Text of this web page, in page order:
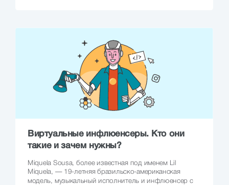
Виртуальные инфлюенсеры. Кто они
такие и зачем нужны?
Miquela Sousa, более известная под именем Lil
Miquela, — 19-летняя бразильско-американская
модель, музыкальный исполнитель и инфлюенсер с